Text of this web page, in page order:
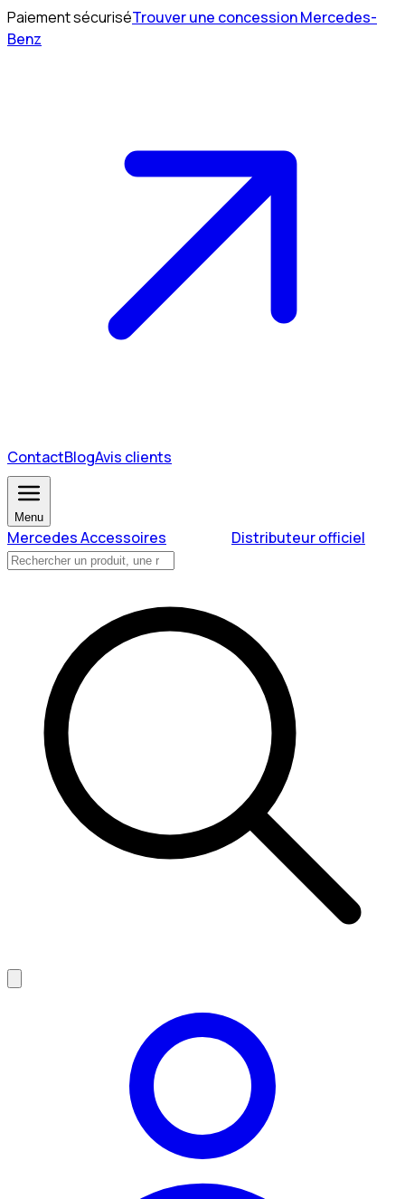
Paiement sécuriséTrouver une concession Mercedes-
Benz
ContactBlogAvis clients
Menu
Mercedes Accessoires Distributeur officiel